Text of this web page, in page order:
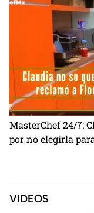
MasterChef 24/7:
por no elegirla
VIDEOS